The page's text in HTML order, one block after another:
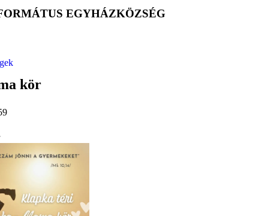
EGYHÁZKÖZSÉG
kör